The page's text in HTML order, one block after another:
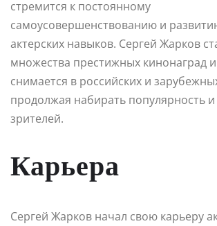
стремится к постоянному
самоусовершенствованию и
актерских навыков. Сергей Жарков
множества престижных кинонаград
снимается в российских и
продолжая набирать популярность и
зрителей.
Карьера
Сергей Жарков начал свою карьеру